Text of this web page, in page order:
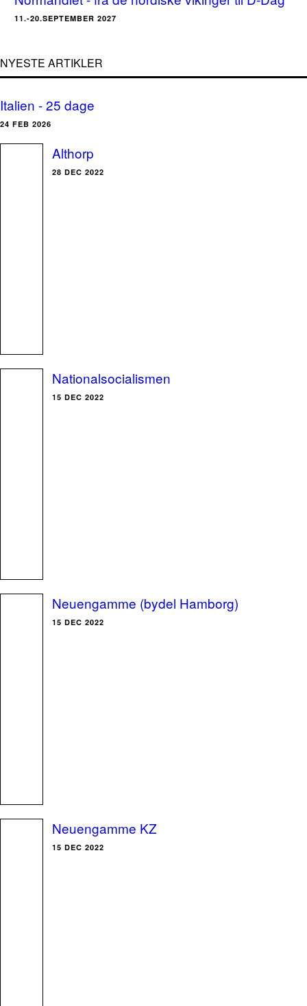
11.-20.SEPTEMBER 2027
NYESTE ARTIKLER
Italien - 25 dage
24 FEB 2026
Althorp
28 DEC 2022
Nationalsocialismen
15 DEC 2022
Neuengamme (bydel Hamborg)
15 DEC 2022
Neuengamme KZ
15 DEC 2022